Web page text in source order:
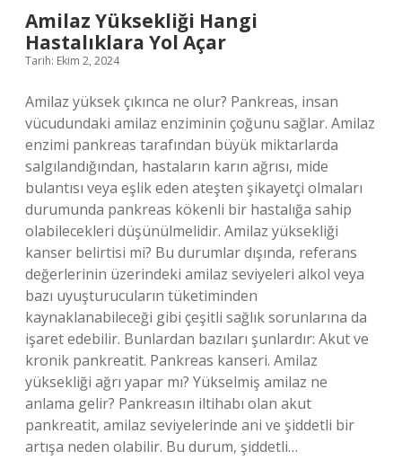
Amilaz Yüksekliği Hangi
Hastalıklara Yol Açar
Tarih: Ekim 2, 2024
Amilaz yüksek çıkınca ne olur? Pankreas, insan
vücudundaki amilaz enziminin çoğunu sağlar. Amilaz
enzimi pankreas tarafından büyük miktarlarda
salgılandığından, hastaların karın ağrısı, mide
bulantısı veya eşlik eden ateşten şikayetçi olmaları
durumunda pankreas kökenli bir hastalığa sahip
olabilecekleri düşünülmelidir. Amilaz yüksekliği
kanser belirtisi mi? Bu durumlar dışında, referans
değerlerinin üzerindeki amilaz seviyeleri alkol veya
bazı uyuşturucuların tüketiminden
kaynaklanabileceği gibi çeşitli sağlık sorunlarına da
işaret edebilir. Bunlardan bazıları şunlardır: Akut ve
kronik pankreatit. Pankreas kanseri. Amilaz
yüksekliği ağrı yapar mı? Yükselmiş amilaz ne
anlama gelir? Pankreasın iltihabı olan akut
pankreatit, amilaz seviyelerinde ani ve şiddetli bir
artışa neden olabilir. Bu durum, şiddetli…